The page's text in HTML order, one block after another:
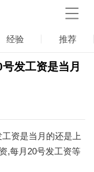
经验 推荐
发工资是当月
资是当月的还是上
,每月20号发工资等